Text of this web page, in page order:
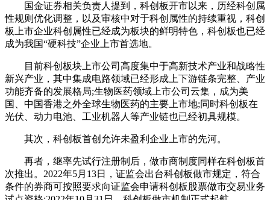
国金证券相关负责人提到，科创板开市以来，历经科创属
性规则优化调整，以及审核中对于科创属性的持续重视，科创
板上市企业科创属性已经成为板块的鲜明特色，科创板也已经
成为我国“硬科技”企业上市首选地。
目前科创板块上市公司高度集中于高新技术产业和战略性
新兴产业，其中集成电路领域已经形成上下游链条完整、产业
功能齐备的发展格局;生物医药领域上市公司云集，成为美
国、中国香港之外全球生物医药的主要上市地;同时科创板在
光伏、动力电池、工业机器人等产业链也已经初具规模。
其次，科创板首创允许未盈利企业上市的先河。
再者，继率先试行注册制后，做市商制度同样在科创板首
次推出。2022年5月13日，证监会出台科创板做市规定，符合
条件的券商可按照要求向证监会申请科创板股票做市交易业务